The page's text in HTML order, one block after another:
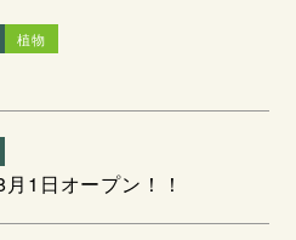
植物
1日オープン！！